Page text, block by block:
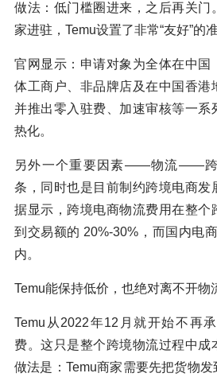
做法：低门槛圈进来，之后再关门
家进驻，Temu设置了非常“友好”的
官网显示：申请对象为全体在中国
体工商户、非品牌店及在中国香港
并推出零入驻费、加速审核等一系
热化。
另外一个重要因素——物流——跨
条，同时也是目前制约跨境电商发
据显示，跨境电商物流费用在整个
到交易额的 20%-30%，而国内电
内。
Temu能保持低价，也绝对离不开物
Temu从2022年12月就开始不再
费。这只是整个跨境物流过程中成
做法是：Temu商家需要先把货物